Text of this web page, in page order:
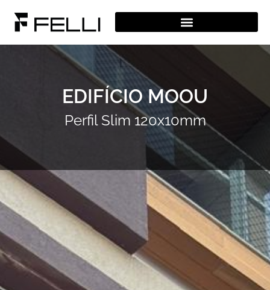
EDIFÍCIO MOOU
Perfil Slim 120x10mm